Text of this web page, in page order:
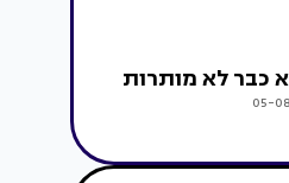
כבר לא מותרות
05-